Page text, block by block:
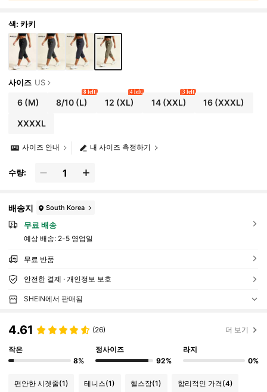
색: 카키
사이즈 US
6(M) 8/10 (L)
8 left
12 (XL)
4 left
14(XXL)
3 left
16 (XXXL)
XXXXL
내 사이즈 측정하기
사이즈 안내
수량:
배송지 South Korea
무료 배송
예상 배송: 2-5 영업일
무료 반품
안전한 결제 · 개인정보 보호
SHEIN에서 판매됨
4.61 (26) 더 보기
작은
8%
정사이즈
92%
라지
0%
편안한 시곗줄(1) 테니스(1) 헬스장(1) 합리적인 가격(4)